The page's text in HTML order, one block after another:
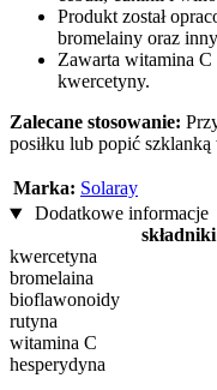
Produkt został
bromelainy oraz
Zawarta witamina C
kwercetyny.
Zalecane stosowanie:
posiłku lub popić szklanką
Marka: Solaray
Dodatkowe informacje
składniki
kwercetyna
bromelaina
bioflawonoidy
rutyna
witamina C
hesperydyna